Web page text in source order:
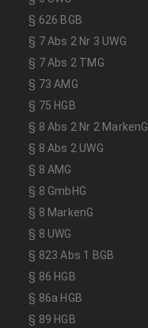
§ 626 BGB
§ 7 Abs 2 Nr 3 UWG
§ 7 Abs 2 TMG
§ 73 AMG
§ 75 HGB
§ 8 Abs 2 Nr 2 MarkenG
§ 8 Abs 2 UWG
§ 8 AMG
§ 8 GmbHG
§ 8 MarkenG
§ 8 UWG
§ 823 Abs 1 BGB
§ 86 HGB
§ 86a HGB
§ 89 HGB